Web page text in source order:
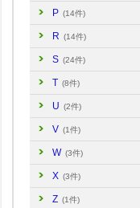
P (14件)
R (14件)
S (24件)
T (8件)
U (2件)
V (1件)
W (3件)
X (3件)
Z (1件)